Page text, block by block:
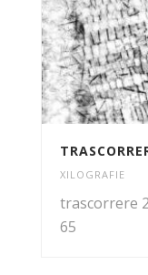
XILOGRAFIE
trascorrere
65